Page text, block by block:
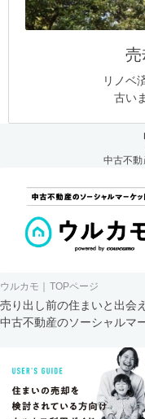
売
リノベ
古い
中古不動
ウルカモ｜TOPページ
売り出し前の住まいと出会え
中古不動産のソーシャルマー